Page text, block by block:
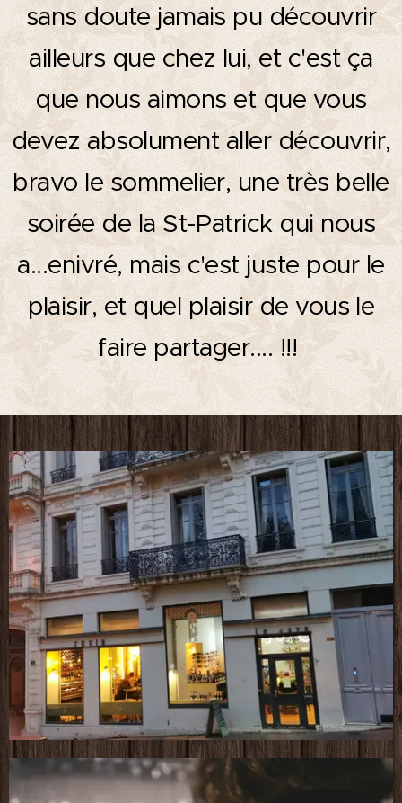
sans doute jamais pu découvrir
ailleurs que chez lui, et c'est ça
que nous aimons et que vous
devez absolument aller découvrir,
bravo le sommelier, une très belle
soirée de la St-Patrick qui nous
a...enivré, mais c'est juste pour le
plaisir, et quel plaisir de vous le
faire partager.... !!!